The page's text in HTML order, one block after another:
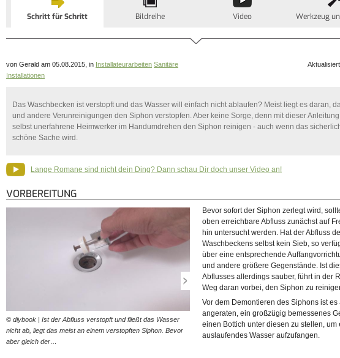
Schritt für Schritt Bildreihe Video Werkzeug
von Gerald am 05.08.2015, in Installateurarbeiten Sanitäre
Installationen
Das Waschbecken ist verstopft und das Wasser will einfach nicht ablaufen? Meist liegt es daran,
und andere Verunreinigungen den Siphon verstopfen. Aber keine Sorge, denn mit dieser
selbst unerfahrene Heimwerker im Handumdrehen den Siphon reinigen - auch wenn das
schöne Sache wird.
Lange Romane sind nicht dein Ding? Dann schau Dir doch unser Video an!
VORBEREITUNG
© diybook | Ist der Abfluss verstopft und fließt das Wasser
nicht ab, liegt das meist an einem verstopften Siphon. Bevor
aber gleich der…
© diybook | Ist der obere Abfluss frei von Haaren
anderen Verunreinigungen, besteht der nächste
Bevor sofort der Siphon zerlegt wird,
oben erreichbare Abfluss zunächst auf
hin untersucht werden. Hat der Abfluss
Waschbeckens selbst kein Sieb, so
über eine entsprechende
und andere größere Gegenstände. Ist
Abflusses allerdings sauber, führt in der
Weg daran vorbei, den Siphon zu
Vor dem Demontieren des Siphons ist
angeraten, ein großzügig bemessenes
einen Bottich unter diesen zu stellen, um
auslaufendes Wasser aufzufangen.